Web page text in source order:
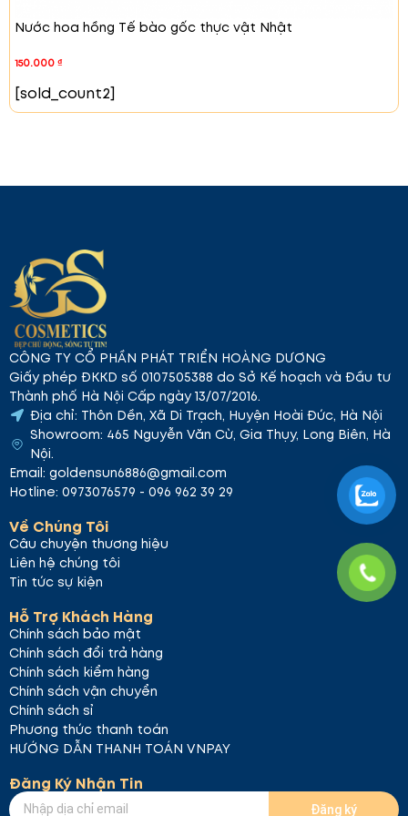
Nước hoa hồng Tế bào gốc thực vật Nhật
150.000₫
[sold_count2]
CÔNG TY CỔ PHẦN PHÁT TRIỂN HOÀNG DƯƠNG
Giấy phép ĐKKD số 0107505388 do Sở Kế hoạch và Đầu tư
Thành phố Hà Nội Cấp ngày 13/07/2016.
Địa chỉ: Thôn Dền, Xã Di Trạch, Huyện Hoài Đức, Hà Nội
Showroom: 465 Nguyễn Văn Cừ, Gia Thụy, Long Biên, Hà
Nội.
Email: goldensun6886@gmail.com
Hotline: 0973076579 - 096 962 39 29
Về Chúng Tôi
Câu chuyện thương hiệu
Liên hệ chúng tôi
Tin tức sự kiện
Hỗ Trợ Khách Hàng
Chính sách bảo mật
Chính sách đổi trả hàng
Chính sách kiểm hàng
Chính sách vận chuyển
Chính sách sỉ
Phương thức thanh toán
HƯỚNG DẪN THANH TOÁN VNPAY
Đăng Ký Nhận Tin
Đăng ký